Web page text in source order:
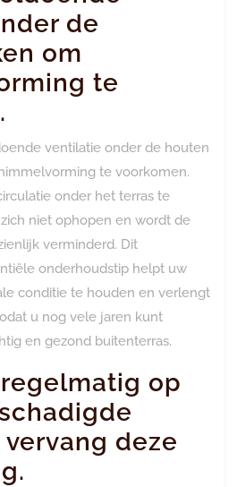
de
om
te
ventilatie onder de houten
te voorkomen.
onder het terras te
niet ophopen en wordt de
verminderd. Dit
onderhoudstip helpt uw
conditie te houden en verlengt
u nog vele jaren kunt
en gezond buitenterras.
op
deze